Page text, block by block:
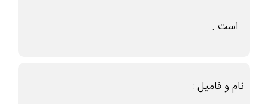
است .
نام و فامیل :